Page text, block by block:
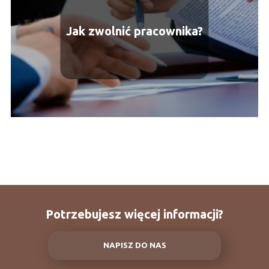
Jak zwolnić pracownika?
Potrzebujesz więcej informacji?
NAPISZ DO NAS